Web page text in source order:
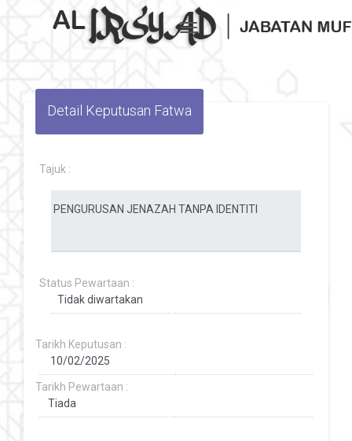
Toggle navigation
Detail Keputusan Fatwa
Tajuk :
Status Pewartaan :
Tarikh Keputusan :
Tarikh Pewartaan :